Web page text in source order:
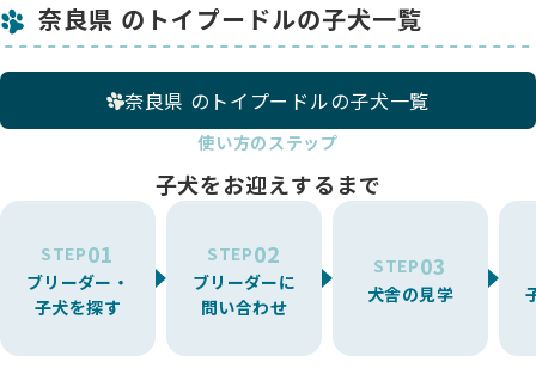
奈良県 のトイプードルの子犬一覧
奈良県 のトイプードルの子犬一覧
使い方のステップ
子犬をお迎えするまで
STEP01
ブリーダー・
子犬を探す
STEP02
ブリーダーに
問い合わせ
STEP03
犬舎の見学